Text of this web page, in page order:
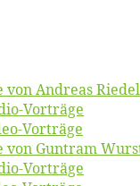
von An­dre­as Riedel
Vor­trä­ge
Vor­trä­ge
von Gun­tram
Vor­trä­ge